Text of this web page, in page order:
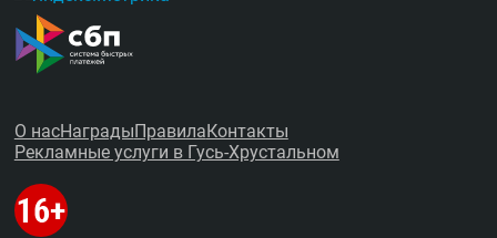
О насНаградыПравилаКонтакты
Рекламные услуги в Гусь-Хрустальном